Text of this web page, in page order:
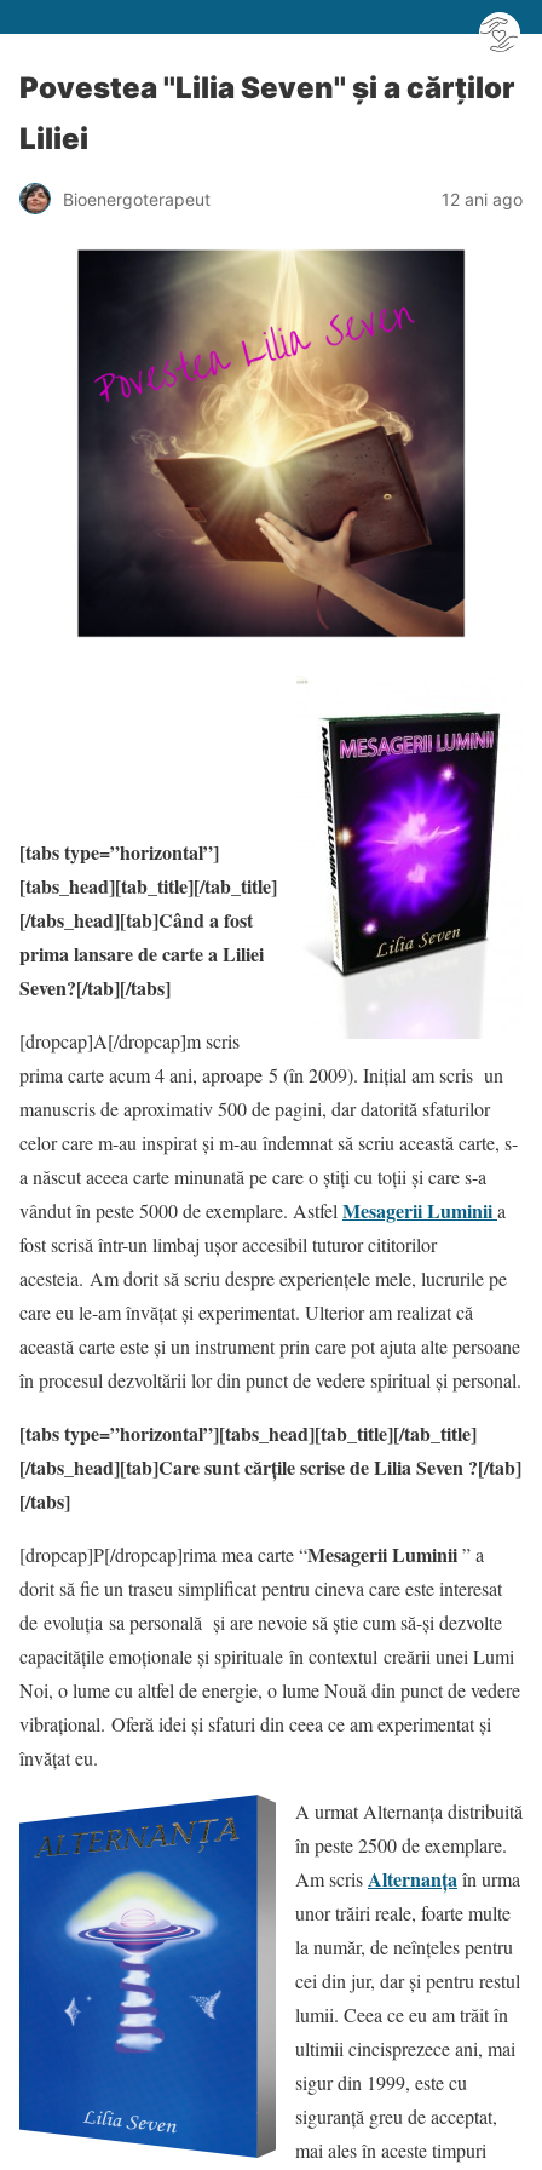
Povestea ''Lilia Seven'' și a cărților
Liliei
Bioenergoterapeut 12 ani ago
[tabs type=”horizontal”]
[tabs_head][tab_title][/tab_title]
[/tabs_head][tab]Când a fost
prima lansare de carte a Liliei
Seven?[/tab][/tabs]
[dropcap]A[/dropcap]m scris
prima carte acum 4 ani, aproape 5 (în 2009). Inițial am scris un
manuscris de aproximativ 500 de pagini, dar datorită sfaturilor
celor care m-au inspirat și m-au îndemnat să scriu această carte, s-
a născut aceea carte minunată pe care o știți cu toții și care s-a
vândut în peste 5000 de exemplare. Astfel Mesagerii Luminiia
fost scrisă într-un limbaj ușor accesibil tuturor cititorilor
acesteia. Am dorit să scriu despre experiențele mele, lucrurile pe
care eu le-am învățat și experimentat. Ulterior am realizat că
această carte este și un instrument prin care pot ajuta alte persoane
în procesul dezvoltării lor din punct de vedere spiritual și personal.
[tabs type=”horizontal”][tabs_head][tab_title][/tab_title]
[/tabs_head][tab]Care sunt cărțile scrise de Lilia Seven ?[/tab]
[/tabs]
[dropcap]P[/dropcap]rima mea carte “Mesagerii Luminii” a
dorit să fie un traseu simplificat pentru cineva care este interesat
de evoluția sa personală și are nevoie să știe cum să-și dezvolte
capacitățile emoționale și spirituale în contextul creării unei Lumi
Noi, o lume cu altfel de energie, o lume Nouă din punct de vedere
vibrațional. Oferă idei și sfaturi din ceea ce am experimentat și
învățat eu.
A urmat Alternanța distribuită
în peste 2500 de exemplare.
Am scrisAlternanțaîn urma
unor trăiri reale, foarte multe
la număr, de neînțeles pentru
cei din jur, dar și pentru restul
lumii. Ceea ce eu am trăit în
ultimii cincisprezece ani, mai
sigur din 1999, este cu
siguranță greu de acceptat,
mai ales în aceste timpuri